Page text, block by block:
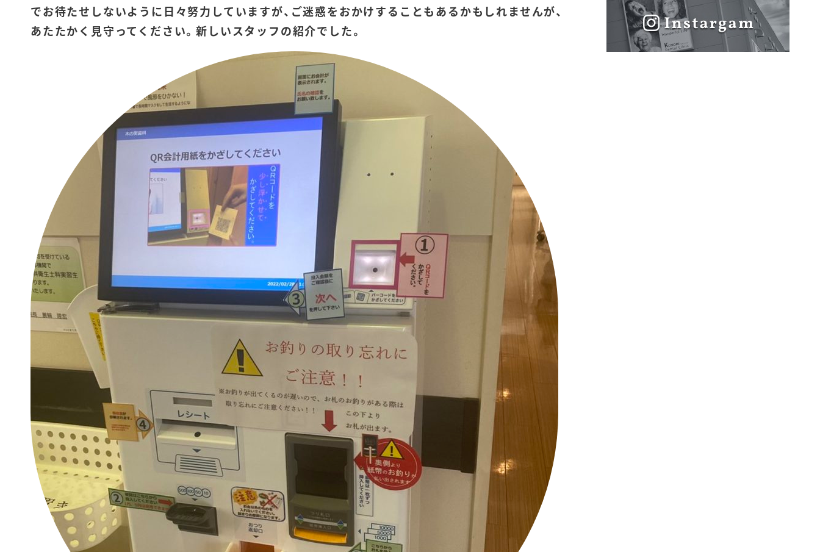
当院の紹介
ドクターの紹介
お問い合わせ
でお待たせしないように日々努力していますが、ご迷惑をおかけすることもあるかもしれませんが、
あたたかく見守ってください。新しいスタッフの紹介でした。